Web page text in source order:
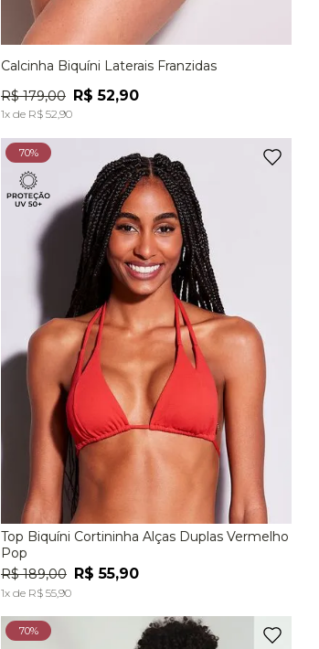
G
P M
ADICIONAR À SACOLA
Calcinha Biquíni Laterais Franzidas
R$ 179,00 R$ 52,90
1x de R$ 52,90
70%
ADICIONAR À SACOLA
Top Biquíni Cortininha Alças Duplas Vermelho
Pop
R$ 189,00 R$ 55,90
1x de R$ 55,90
70%